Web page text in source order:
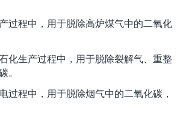
过程中，用于脱除高炉煤气中的二氧化
化生产过程中，用于脱除裂解气、重整
。
过程中，用于脱除烟气中的二氧化碳，